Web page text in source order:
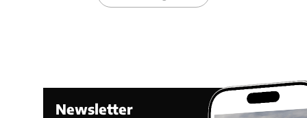
Newsletter